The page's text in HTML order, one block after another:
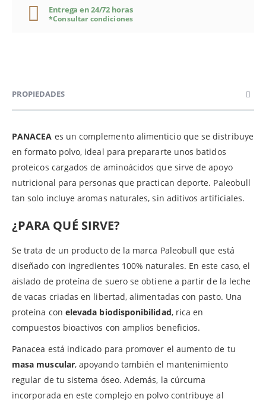
Entrega en 24/72 horas
*Consultar condiciones
PROPIEDADES
PANACEA es un complemento alimenticio que se distribuye
en formato polvo, ideal para prepararte unos batidos
proteicos cargados de aminoácidos que sirve de apoyo
nutricional para personas que practican deporte. Paleobull
tan solo incluye aromas naturales, sin aditivos artificiales.
¿PARA QUÉ SIRVE?
Se trata de un producto de la marca Paleobull que está
diseñado con ingredientes 100% naturales. En este caso, el
aislado de proteína de suero se obtiene a partir de la leche
de vacas criadas en libertad, alimentadas con pasto. Una
proteína con elevada biodisponibilidad, rica en
compuestos bioactivos con amplios beneficios.
Panacea está indicado para promover el aumento de tu
masa muscular, apoyando también el mantenimiento
regular de tu sistema óseo. Además, la cúrcuma
incorporada en este complejo en polvo contribuye al